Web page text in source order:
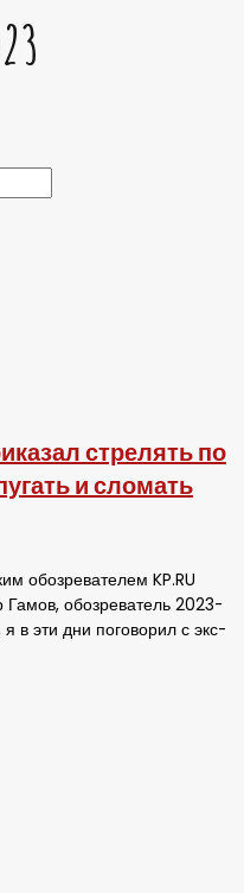
стрелять по
и сломать
обозревателем KP.RU
обозреватель 2023-
в эти дни поговорил с экс-